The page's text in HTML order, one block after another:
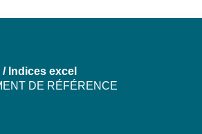
Indices excel
DE RÉFÉRENCE